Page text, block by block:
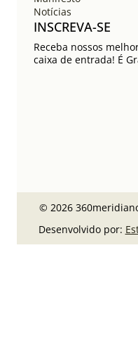
Notícias
INSCREVA-SE
Receba nossos
caixa de entrada! É
© 2026
Desenvolvido por: